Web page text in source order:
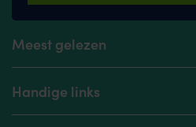
Meest gelezen
Handige links